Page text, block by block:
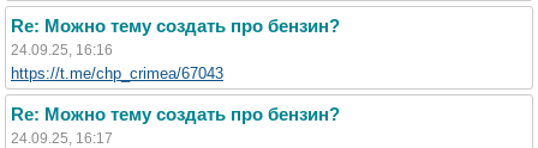
Re: Можно тему создать про бензин?
24.09.25, 16:16
https://t.me/chp_crimea/67043
Re: Можно тему создать про бензин?
24.09.25, 16:17